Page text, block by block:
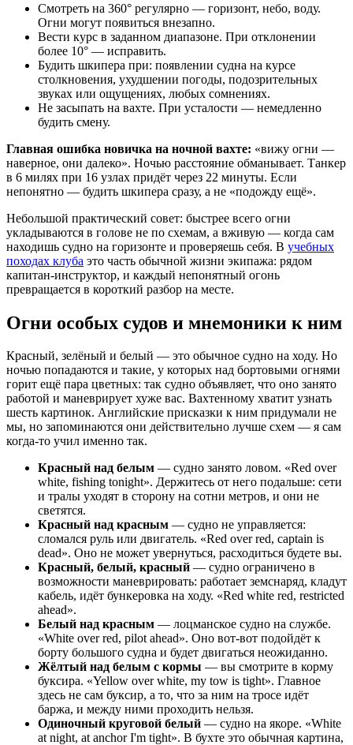
Смотреть на 360° регулярно — горизонт, небо, воду.
Огни могут появиться внезапно.
Вести курс в заданном диапазоне. При отклонении
более 10° — исправить.
Будить шкипера при: появлении судна на курсе
столкновения, ухудшении погоды, подозрительных
звуках или ощущениях, любых сомнениях.
Не засыпать на вахте. При усталости — немедленно
будить смену.
Главная ошибка новичка на ночной вахте: «вижу огни —
наверное, они далеко». Ночью расстояние обманывает. Танкер
в 6 милях при 16 узлах придёт через 22 минуты. Если
непонятно — будить шкипера сразу, а не «подожду ещё».
Небольшой практический совет: быстрее всего огни
укладываются в голове не по схемам, а вживую — когда сам
находишь судно на горизонте и проверяешь себя. В учебных
походах клуба это часть обычной жизни экипажа: рядом
капитан-инструктор, и каждый непонятный огонь
превращается в короткий разбор на месте.
Огни особых судов и мнемоники к ним
Красный, зелёный и белый — это обычное судно на ходу. Но
ночью попадаются и такие, у которых над бортовыми огнями
горит ещё пара цветных: так судно объявляет, что оно занято
работой и маневрирует хуже вас. Вахтенному хватит узнать
шесть картинок. Английские присказки к ним придумали не
мы, но запоминаются они действительно лучше схем — я сам
когда-то учил именно так.
Красный над белым — судно занято ловом. «Red over
white, fishing tonight». Держитесь от него подальше: сети
и тралы уходят в сторону на сотни метров, и они не
светятся.
Красный над красным — судно не управляется:
сломался руль или двигатель. «Red over red, captain is
dead». Оно не может увернуться, расходиться будете вы.
Красный, белый, красный — судно ограничено в
возможности маневрировать: работает земснаряд, кладут
кабель, идёт бункеровка на ходу. «Red white red, restricted
ahead».
Белый над красным — лоцманское судно на службе.
«White over red, pilot ahead». Оно вот-вот подойдёт к
борту большого судна и будет двигаться неожиданно.
Жёлтый над белым с кормы — вы смотрите в корму
буксира. «Yellow over white, my tow is tight». Главное
здесь не сам буксир, а то, что за ним на тросе идёт
баржа, и между ними проходить нельзя.
Одиночный круговой белый — судно на якоре. «White
at night, at anchor I'm tight». В бухте это обычная картина,